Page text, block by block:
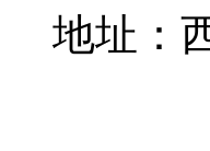
地址：